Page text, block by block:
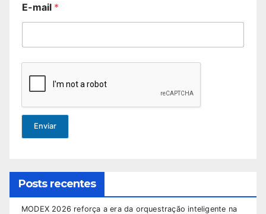
E-mail *
Enviar
Posts recentes
MODEX 2026 reforça a era da orquestração inteligente na